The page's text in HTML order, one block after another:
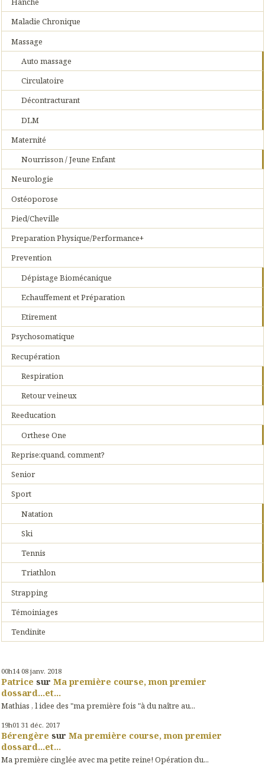
Maladie Chronique
Massage
Auto massage
Circulatoire
Décontracturant
DLM
Maternité
Nourrisson / Jeune Enfant
Neurologie
Ostéoporose
Pied/Cheville
Preparation Physique/Performance+
Prevention
Dépistage Biomécanique
Echauffement et Préparation
Etirement
Psychosomatique
Recupération
Respiration
Retour veineux
Reeducation
Orthese One
Reprise:quand, comment?
Senior
Sport
Natation
Ski
Tennis
Triathlon
Strapping
Témoiniages
Tendinite
00h14 08 janv. 2018
Patrice sur Ma première course, mon premier
dossard...et...
Mathias , l idee des "ma première fois "à du naître au...
19h01 31 déc. 2017
Bérengère sur Ma première course, mon premier
dossard...et...
Ma première cinglée avec ma petite reine! Opération du...